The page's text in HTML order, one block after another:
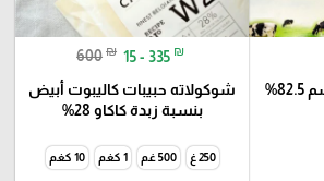
زبدة حيوانية بنسبة دسم 82.5%
600 ₪ 15 - 335 ₪
شوكولاته حبيبات كاليبوت أبيض
بنسبة زبدة كاكاو 28%
250 غ 500 غم 1 كغم 10 كغم